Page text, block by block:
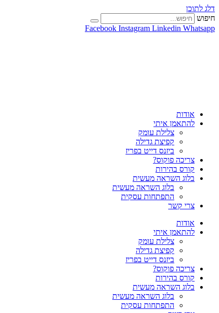
דלג לתוכן
חיפוש
Facebook Instagram Linkedin Whatsapp
אודות
להתאמן איתי
צלילת עומק
קפיצת גדילה
ביזנס דייט בפריז
צריכה פוקוס?
קורס בהירות
בלוג השראה מעשית
בלוג השראה מעשית
התפתחות עסקית
צרי קשר
אודות
להתאמן איתי
צלילת עומק
קפיצת גדילה
ביזנס דייט בפריז
צריכה פוקוס?
קורס בהירות
בלוג השראה מעשית
בלוג השראה מעשית
התפתחות עסקית